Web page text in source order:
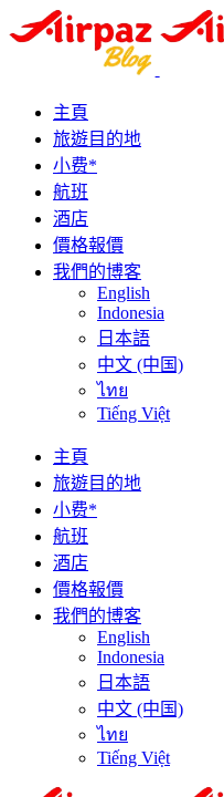
主頁
旅遊目的地
小费*
航班
酒店
價格報價
我們的博客
English
Indonesia
日本語
中文 (中国)
ไทย
Tiếng Việt
主頁
旅遊目的地
小费*
航班
酒店
價格報價
我們的博客
English
Indonesia
日本語
中文 (中国)
ไทย
Tiếng Việt